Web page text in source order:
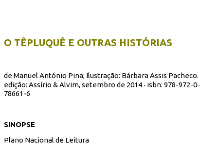
O TÊPLUQUÊ E OUTRAS HISTÓRIAS
de Manuel António Pina; Ilustração: Bárbara Assis Pacheco.
edição: Assírio & Alvim, setembro de 2014 ‧ isbn: 978-972-0-
78661-6
SINOPSE
Plano Nacional de Leitura